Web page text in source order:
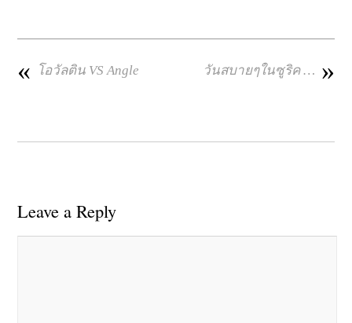
« โอวัลติน VS Angle »
วันสบายๆในซูริค …
Leave a Reply